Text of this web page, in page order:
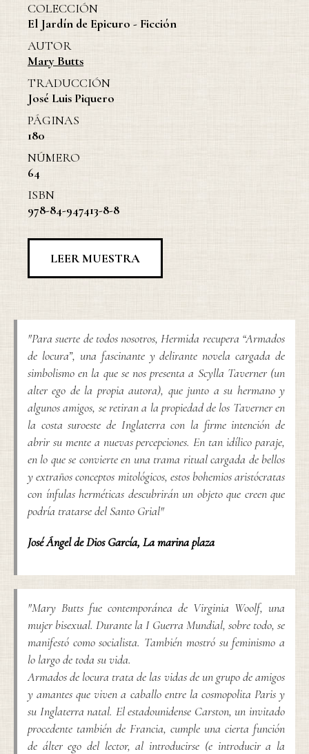
COLECCIÓN
El Jardín de Epicuro - Ficción
AUTOR
Mary Butts
TRADUCCIÓN
José Luis Piquero
PÁGINAS
180
NÚMERO
64
ISBN
978-84-947413-8-8
LEER MUESTRA
"Para suerte de todos nosotros, Hermida recupera “Armados
de locura”, una fascinante y delirante novela cargada de
simbolismo en la que se nos presenta a Scylla Taverner (un
alter ego de la propia autora), que junto a su hermano y
algunos amigos, se retiran a la propiedad de los Taverner en
la costa suroeste de Inglaterra con la firme intención de
abrir su mente a nuevas percepciones. En tan idílico paraje,
en lo que se convierte en una trama ritual cargada de bellos
y extraños conceptos mitológicos, estos bohemios aristócratas
con ínfulas herméticas descubrirán un objeto que creen que
podría tratarse del Santo Grial"
José Ángel de Dios García, La marina plaza
"Mary Butts fue contemporánea de Virginia Woolf, una
mujer bisexual. Durante la I Guerra Mundial, sobre todo, se
manifestó como socialista. También mostró su feminismo a
lo largo de toda su vida.
Armados de locura trata de las vidas de un grupo de amigos
y amantes que viven a caballo entre la cosmopolita Paris y
su Inglaterra natal. El estadounidense Carston, un invitado
procedente también de Francia, cumple una cierta función
de álter ego del lector, al introducirse (e introducir a la